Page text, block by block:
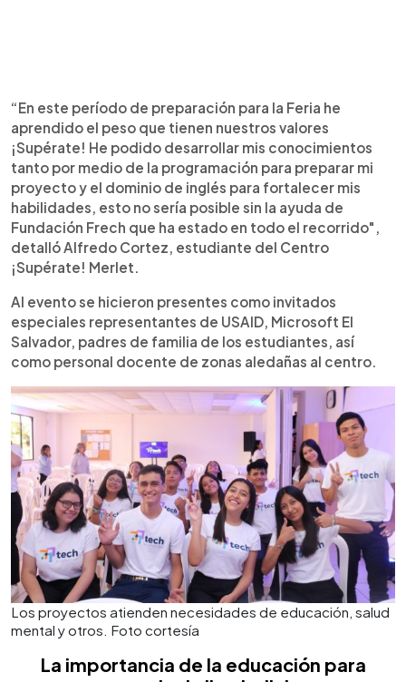
“En este período de preparación para la Feria he
aprendido el peso que tienen nuestros valores
¡Supérate! He podido desarrollar mis conocimientos
tanto por medio de la programación para preparar mi
proyecto y el dominio de inglés para fortalecer mis
habilidades, esto no sería posible sin la ayuda de
Fundación Frech que ha estado en todo el recorrido",
detalló Alfredo Cortez, estudiante del Centro
¡Supérate! Merlet.
Al evento se hicieron presentes como invitados
especiales representantes de USAID, Microsoft El
Salvador, padres de familia de los estudiantes, así
como personal docente de zonas aledañas al centro.
Los proyectos atienden necesidades de educación, salud
mental y otros. Foto cortesía
La importancia de la educación para